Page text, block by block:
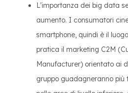
L'importanza dei big data
aumento. I consumatori
smartphone, quindi è il
pratica il marketing C2M
Manufacturer) orientato ai
gruppo guadagneranno più